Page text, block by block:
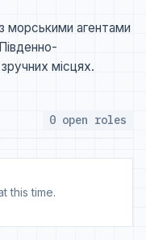
морськими агентами
місцях.
0 open roles
this time.